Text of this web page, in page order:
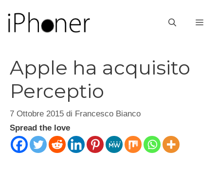
contenuto
Apple ha acquisito
Perceptio
7 Ottobre 2015 di Francesco Bianco
Spread the love